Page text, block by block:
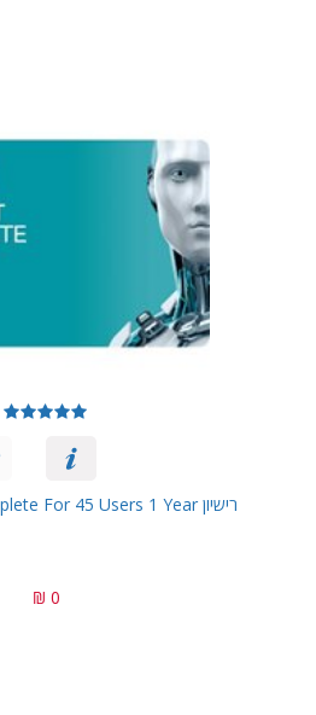
רישיון ESET Protect Complete For 45 Users 1 Year
0 ₪